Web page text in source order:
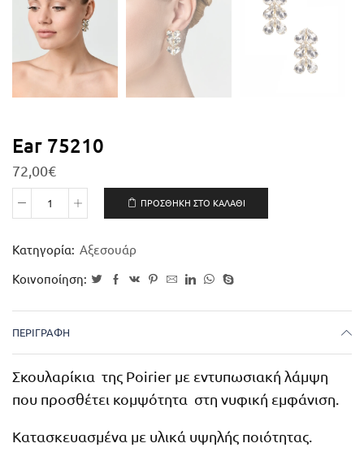
Ear 75210
72,00€
ΠΡΟΣΘΉΚΗ ΣΤΟ ΚΑΛΆΘΙ
Κατηγορία: Αξεσουάρ
Κοινοποίηση:
ΠΕΡΙΓΡΑΦΉ
Σκουλαρίκια της Poirier με εντυπωσιακή λάμψη
που προσθέτει κομψότητα στη νυφική εμφάνιση.
Κατασκευασμένα με υλικά υψηλής ποιότητας.